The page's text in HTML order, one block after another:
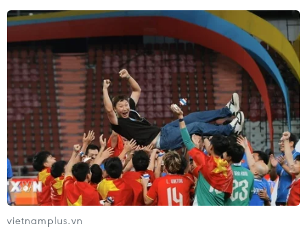
Sáng nay, Quốc hội tiếp tục thảo luận về
Dự án Luật Bảo hiểm Xã hội sửa đổi
22/11/2023 22:37
Các vấn đề được nhiều đại biểu quan tâm nhất là các
quy định xung quanh việc rút bảo hiểm xã hội một lần,
thời gian đóng tối thiểu để được hưởng bảo hiểm xã
hội...
vietnamplus.vn